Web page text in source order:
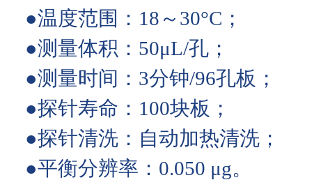
●温度范围：18
●测量体积：50μL/孔；
●测量时间：3分钟/
●探针寿命：100块板；
●探针清洗：自动加
●平衡分辨率：0.050 μg。